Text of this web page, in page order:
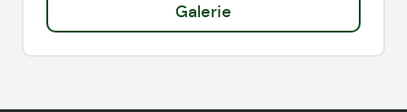
Galerie